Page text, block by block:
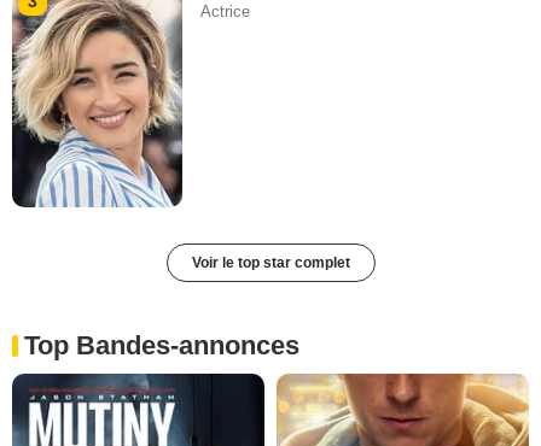
Actrice
Voir le top star complet
Top Bandes-annonces